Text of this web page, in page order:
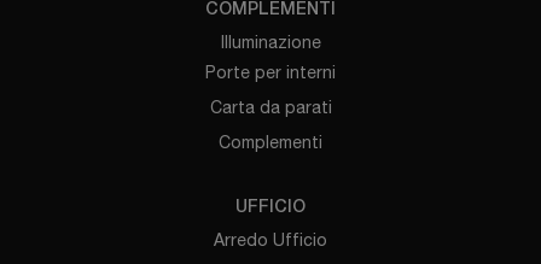
COMPLEMENTI
Illuminazione
Porte per interni
Carta da parati
Complementi
UFFICIO
Arredo Ufficio